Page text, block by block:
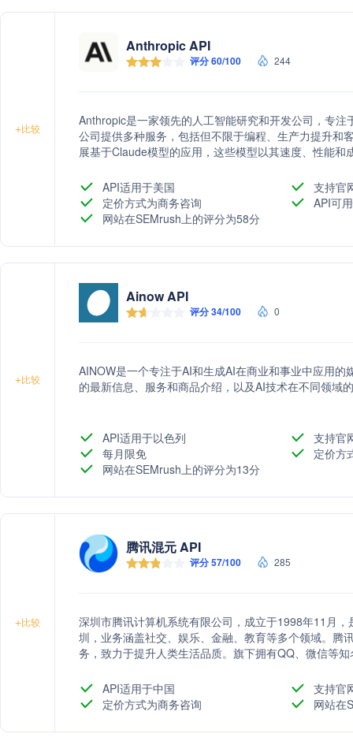
+比较
Anthropic API
评分 60/100 244
Anthropic是一家领先的人工智能研究和开发公司，专
公司提供多种服务，包括但不限于编程、生产力提升和
展基于Claude模型的应用，这些模型以其速度、性能
利用Anthropic的技术来提升业务效率和用户体验。
API适用于美国
支持官
定价方式为商务咨询
API可
网站在SEMrush上的评分为58分
+比较
Ainow API
评分 34/100 0
AINOW是一个专注于AI和生成AI在商业和事业中应用
的最新信息、服务和商品介绍，以及AI技术在不同领域
API适用于以色列
支持官
每月限免
定价方
网站在SEMrush上的评分为13分
+比较
腾讯混元 API
评分 57/100 285
深圳市腾讯计算机系统有限公司，成立于1998年11月
圳，业务涵盖社交、娱乐、金融、教育等多个领域。腾
务，致力于提升人类生活品质。旗下拥有QQ、微信等
API适用于中国
支持官
定价方式为商务咨询
网站在